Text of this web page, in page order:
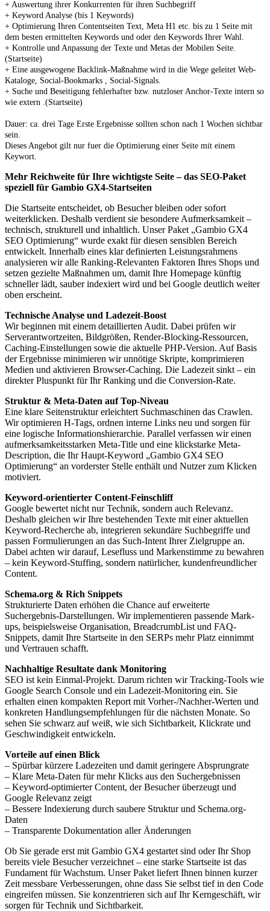
+ Auswertung ihrer Konkurrenten für ihren Suchbegriff
+ Keyword Analyse (bis 1 Keywords)
+ Optimierung Ihren Contentseiten Text, Meta H1 etc. bis zu 1 Seite mit
dem besten ermittelten Keywords und oder den Keywords Ihrer Wahl.
+ Kontrolle und Anpassung der Texte und Metas der Mobilen Seite.
(Startseite)
+ Eine ausgewogene Backlink-Maßnahme wird in die Wege geleitet Web-
Kataloge, Social-Bookmarks , Social-Signals.
+ Suche und Beseitigung fehlerhafter bzw. nutzloser Anchor-Texte intern so
wie extern .(Startseite)
Dauer: ca. drei Tage Erste Ergebnisse sollten schon nach 1 Wochen sichtbar
sein.
Dieses Angebot gilt nur fuer die Optimierung einer Seite mit einem
Keywort.
Mehr Reichweite für Ihre wichtigste Seite – das SEO-Paket
speziell für Gambio GX4-Startseiten
Die Startseite entscheidet, ob Besucher bleiben oder sofort
weiterklicken. Deshalb verdient sie besondere Aufmerksamkeit –
technisch, strukturell und inhaltlich. Unser Paket „Gambio GX4
SEO Optimierung“ wurde exakt für diesen sensiblen Bereich
entwickelt. Innerhalb eines klar definierten Leistungsrahmens
analysieren wir alle Ranking-Relevanten Faktoren Ihres Shops und
setzen gezielte Maßnahmen um, damit Ihre Homepage künftig
schneller lädt, sauber indexiert wird und bei Google deutlich weiter
oben erscheint.
Technische Analyse und Ladezeit-Boost
Wir beginnen mit einem detaillierten Audit. Dabei prüfen wir
Serverantwortzeiten, Bildgrößen, Render-Blocking-Ressourcen,
Caching-Einstellungen sowie die aktuelle PHP-Version. Auf Basis
der Ergebnisse minimieren wir unnötige Skripte, komprimieren
Medien und aktivieren Browser-Caching. Die Ladezeit sinkt – ein
direkter Pluspunkt für Ihr Ranking und die Conversion-Rate.
Struktur & Meta-Daten auf Top-Niveau
Eine klare Seitenstruktur erleichtert Suchmaschinen das Crawlen.
Wir optimieren H-Tags, ordnen interne Links neu und sorgen für
eine logische Informationshierarchie. Parallel verfassen wir einen
aufmerksamkeitsstarken Meta-Title und eine klickstarke Meta-
Description, die Ihr Haupt-Keyword „Gambio GX4 SEO
Optimierung“ an vorderster Stelle enthält und Nutzer zum Klicken
motiviert.
Keyword-orientierter Content-Feinschliff
Google bewertet nicht nur Technik, sondern auch Relevanz.
Deshalb gleichen wir Ihre bestehenden Texte mit einer aktuellen
Keyword-Recherche ab, integrieren sekundäre Suchbegriffe und
passen Formulierungen an das Such-Intent Ihrer Zielgruppe an.
Dabei achten wir darauf, Lesefluss und Markenstimme zu bewahren
– kein Keyword-Stuffing, sondern natürlicher, kundenfreundlicher
Content.
Schema.org & Rich Snippets
Strukturierte Daten erhöhen die Chance auf erweiterte
Suchergebnis-Darstellungen. Wir implementieren passende Mark-
ups, beispielsweise Organisation, BreadcrumbList und FAQ-
Snippets, damit Ihre Startseite in den SERPs mehr Platz einnimmt
und Vertrauen schafft.
Nachhaltige Resultate dank Monitoring
SEO ist kein Einmal-Projekt. Darum richten wir Tracking-Tools wie
Google Search Console und ein Ladezeit-Monitoring ein. Sie
erhalten einen kompakten Report mit Vorher-/Nachher-Werten und
konkreten Handlungsempfehlungen für die nächsten Monate. So
sehen Sie schwarz auf weiß, wie sich Sichtbarkeit, Klickrate und
Geschwindigkeit entwickeln.
Vorteile auf einen Blick
– Spürbar kürzere Ladezeiten und damit geringere Absprungrate
– Klare Meta-Daten für mehr Klicks aus den Suchergebnissen
– Keyword-optimierter Content, der Besucher überzeugt und
Google Relevanz zeigt
– Bessere Indexierung durch saubere Struktur und Schema.org-
Daten
– Transparente Dokumentation aller Änderungen
Ob Sie gerade erst mit Gambio GX4 gestartet sind oder Ihr Shop
bereits viele Besucher verzeichnet – eine starke Startseite ist das
Fundament für Wachstum. Unser Paket liefert Ihnen binnen kurzer
Zeit messbare Verbesserungen, ohne dass Sie selbst tief in den Code
eingreifen müssen. Sie konzentrieren sich auf Ihr Kerngeschäft, wir
sorgen für Technik und Sichtbarkeit.